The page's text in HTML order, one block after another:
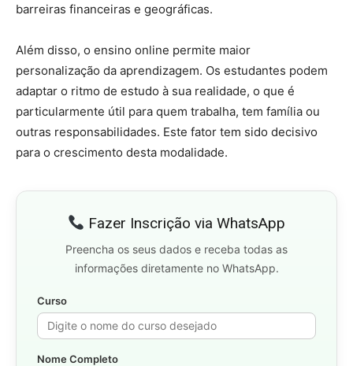
barreiras financeiras e geográficas.
Além disso, o ensino online permite maior
personalização da aprendizagem. Os estudantes podem
adaptar o ritmo de estudo à sua realidade, o que é
particularmente útil para quem trabalha, tem família ou
outras responsabilidades. Este fator tem sido decisivo
para o crescimento desta modalidade.
Fazer Inscrição via WhatsApp
Preencha os seus dados e receba todas as
informações diretamente no WhatsApp.
Curso
Nome Completo